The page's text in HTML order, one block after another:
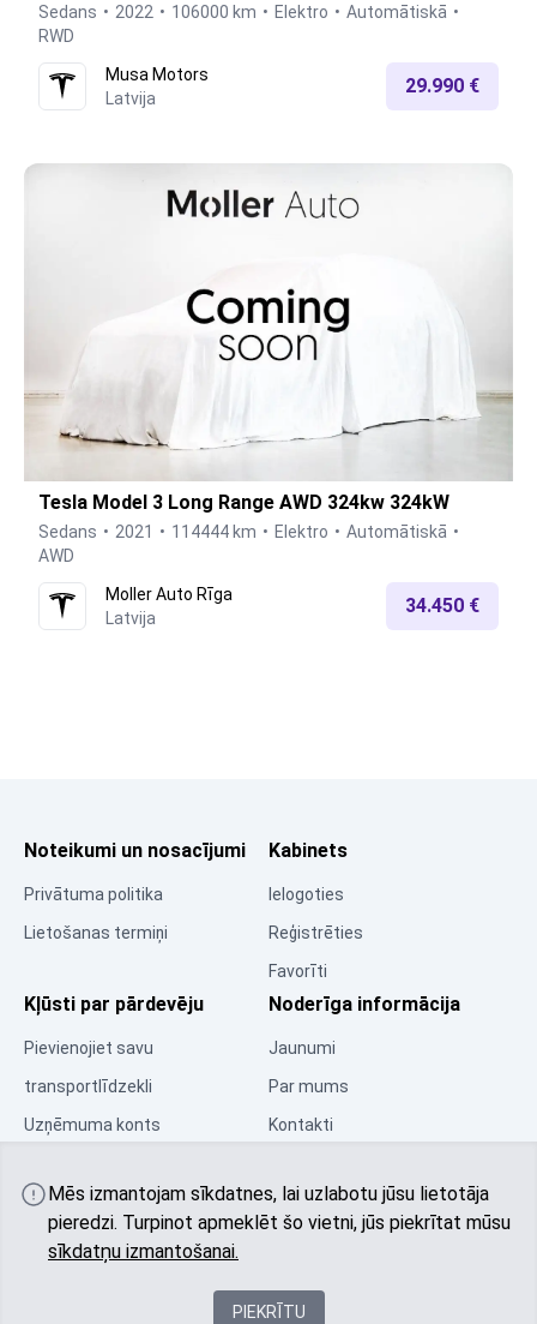
Sedans 2022 106000 km Elektro
Automātiskā
RWD
Musa Motors
Latvija
29.990 €
Tesla Model 3 Long Range AWD 324kw 324kW
Sedans 2021 114444 km Elektro
Automātiskā
AWD
Moller Auto Rīga
Latvija
34.450 €
Noteikumi un nosacījumi
Privātuma politika
Lietošanas termiņi
Kabinets
Ielogoties
Reģistrēties
Favorīti
Kļūsti par pārdevēju
Pievienojiet savu
transportlīdzekli
Uzņēmuma konts
Kopiena
Noderīga informācija
Jaunumi
Par mums
Kontakti
© 2025 All rights reserved autobu.eu
Mēs izmantojam sīkdatnes, lai uzlabotu jūsu lietotāja
pieredzi. Turpinot apmeklēt šo vietni, jūs piekrītat mūsu
sīkdatņu izmantošanai.
PIEKRĪTU